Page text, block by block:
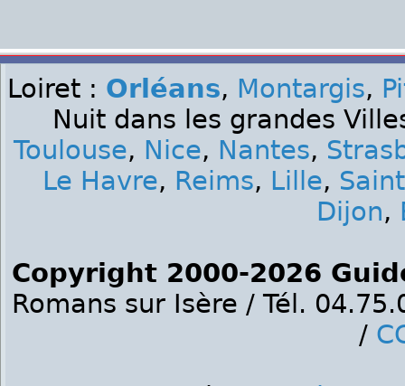
Loiret : Orléans, Montargis,
Nuit dans les grandes
Toulouse, Nice, Nantes,
Le Havre, Reims, Lille,
Dijon,
Copyright 2000-2026
Romans sur Isère / Tél.
/